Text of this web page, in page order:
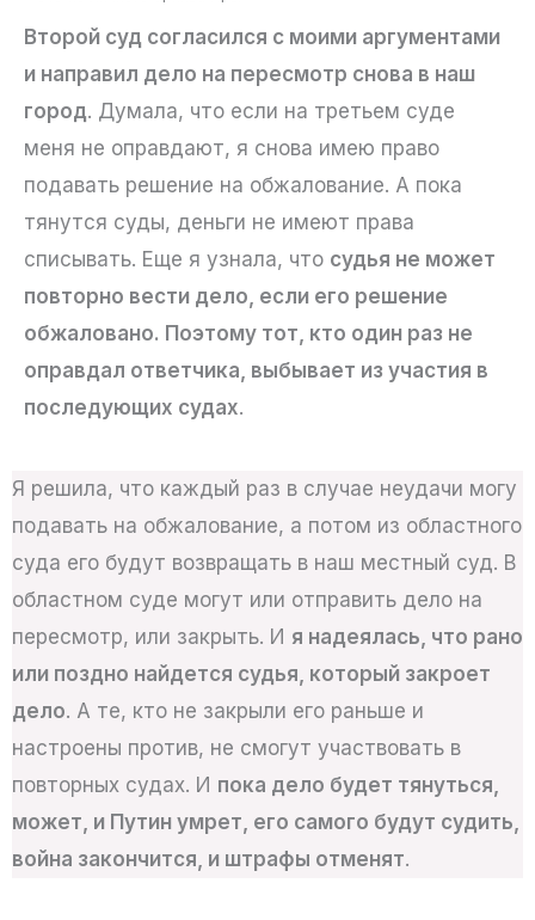
Второй суд согласился с моими аргументами
и направил дело на пересмотр снова в наш
город. Думала, что если на третьем суде
меня не оправдают, я снова имею право
подавать решение на обжалование. А пока
тянутся суды, деньги не имеют права
списывать. Еще я узнала, что судья не может
повторно вести дело, если его решение
обжаловано. Поэтому тот, кто один раз не
оправдал ответчика, выбывает из участия в
последующих судах.
Я решила, что каждый раз в случае неудачи могу
подавать на обжалование, а потом из областного
суда его будут возвращать в наш местный суд. В
областном суде могут или отправить дело на
пересмотр, или закрыть. И я надеялась, что рано
или поздно найдется судья, который закроет
дело. А те, кто не закрыли его раньше и
настроены против, не смогут участвовать в
повторных судах. И пока дело будет тянуться,
может, и Путин умрет, его самого будут судить,
война закончится, и штрафы отменят.